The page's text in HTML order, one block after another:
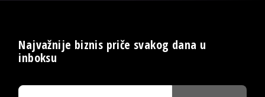
Najvažnije biznis priče svakog dana u
inboksu